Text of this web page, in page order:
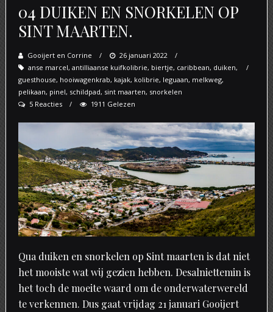
04 DUIKEN EN SNORKELEN OP
SINT MAARTEN.
Gooijert en Corrine
Posted
on
26 januari 2022
anse marcel, antilliaanse kuifkolibrie, biertje, caribbean, duiken,
guesthouse, hooiwagenkrab, kajak, kolibrie, leguaan, melkweg,
pelikaan, pinel, schildpad, sint maarten, snorkelen
5 Reacties
1911 Gelezen
Qua duiken en snorkelen op Sint maarten is dat niet
het mooiste wat wij gezien hebben. Desalniettemin is
het toch de moeite waard om de onderwaterwereld
te verkennen. Dus gaat vrijdag 21 januari Gooijert